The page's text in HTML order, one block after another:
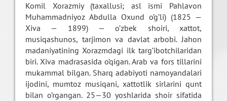
Komil Xorazmiy (taxallusi; asl ismi Pahlavon
Muhammadniyoz Abdulla Oxund o’g’li) (1825 —
Xiva — 1899) — o’zbek shoiri, xattot,
musiqashunos, tarjimon va davlat arbobi. Jahon
madaniyatining Xorazmdagi ilk targ’ibotchilaridan
biri. Xiva madrasasida o’qigan. Arab va fors tillarini
mukammal bilgan. Sharq adabiyoti namoyandalari
ijodini, mumtoz musiqani, xattotlik sirlarini qunt
bilan o’rgangan. 25—30 yoshlarida shoir sifatida